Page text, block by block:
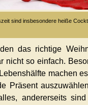
sind insbesondere heiße
das richtige
nicht so einfach.
machen
Präsent
andererseits